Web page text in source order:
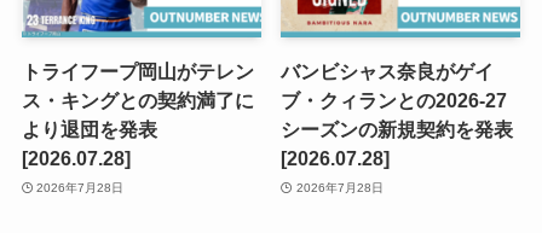
トライフープ岡山がテレン
ス・キングとの契約満了に
より退団を発表
[2026.07.28]
2026年7月28日
バンビシャス奈良がゲイ
ブ・クィランとの2026-27
シーズンの新規契約を発表
[2026.07.28]
2026年7月28日